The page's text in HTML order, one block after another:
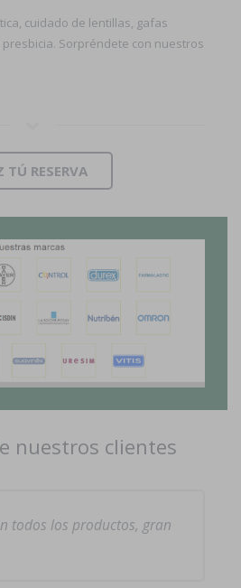
cuidado de lentillas, gafas
Sorpréndete con nuestros
TÚ RESERVA
nuestros clientes
todos los productos, gran